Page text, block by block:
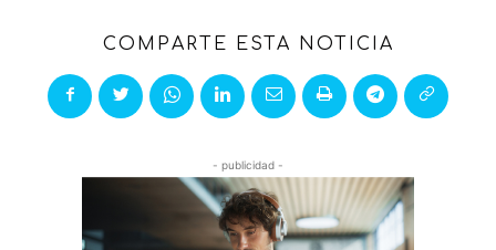
COMPARTE ESTA NOTICIA
- publicidad -